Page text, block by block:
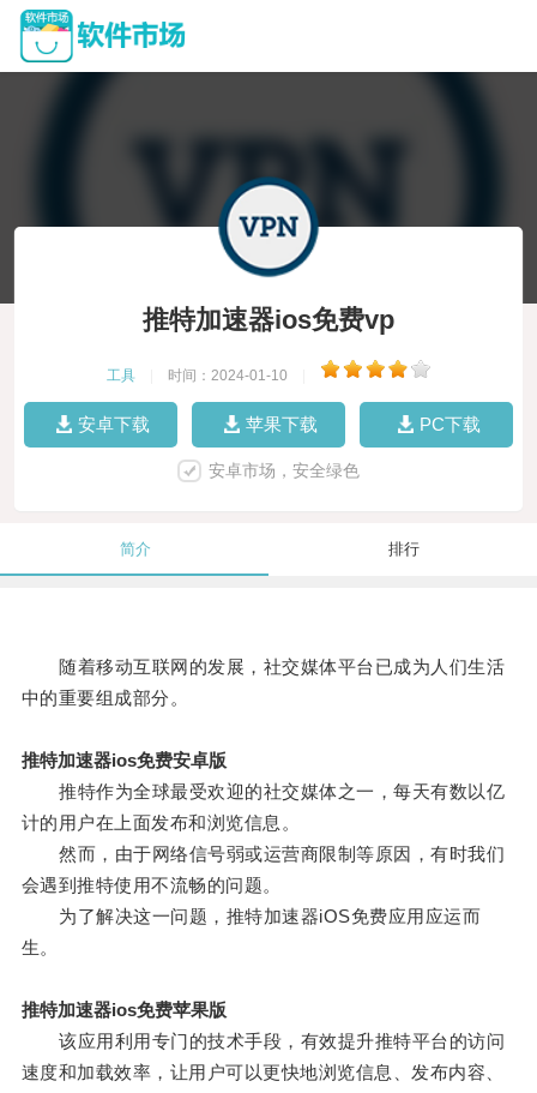
推特加速器ios免费vp
工具 时间：2024-01-10
安卓下载 苹果下载 PC下载
安卓市场，安全绿色
简介 排行
随着移动互联网的发展，社交媒体平台已成为人们生活
中的重要组成部分。
推特加速器ios免费安卓版
推特作为全球最受欢迎的社交媒体之一，每天有数以亿
计的用户在上面发布和浏览信息。
然而，由于网络信号弱或运营商限制等原因，有时我们
会遇到推特使用不流畅的问题。
为了解决这一问题，推特加速器iOS免费应用应运而
生。
推特加速器ios免费苹果版
该应用利用专门的技术手段，有效提升推特平台的访问
速度和加载效率，让用户可以更快地浏览信息、发布内容、